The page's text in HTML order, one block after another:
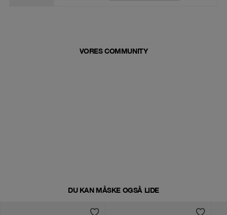
VORES COMMUNITY
DU KAN MÅSKE OGSÅ LIDE